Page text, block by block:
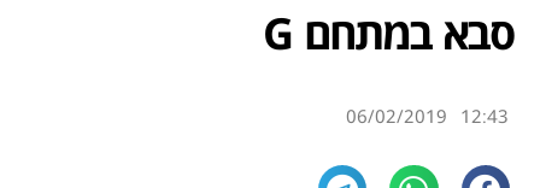
סבא במתחם G
12:43
06/02/2019